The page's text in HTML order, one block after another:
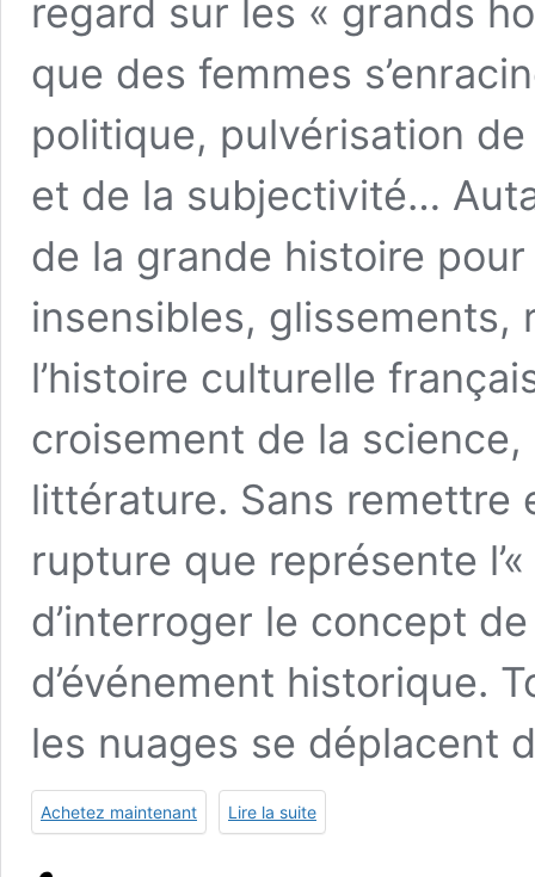
regard sur les « grands
que des femmes
politique, pulvérisation
et de la subjectivité…
de la grande histoire
insensibles, glissements,
l’histoire culturelle
croisement de la science,
littérature. Sans remettre
rupture que représente
d’interroger le concept
d’événement historique.
les nuages se déplacent
Achetez maintenant Lire la suite